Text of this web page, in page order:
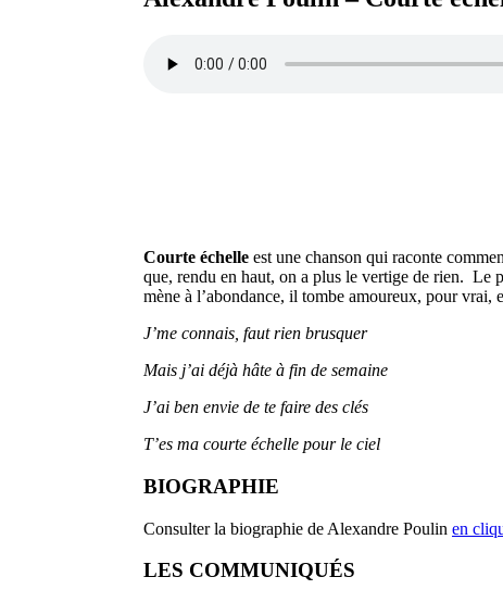
Courte échelle est une chanson qui raconte
que, rendu en haut, on a plus le vertige de rien. Le
mène à l’abondance, il tombe amoureux, pour vrai,
J’me connais, faut rien brusquer
Mais j’ai déjà hâte à fin de semaine
J’ai ben envie de te faire des clés
T’es ma courte échelle pour le ciel
BIOGRAPHIE
Consulter la biographie de Alexandre Poulin en
LES COMMUNIQUÉS